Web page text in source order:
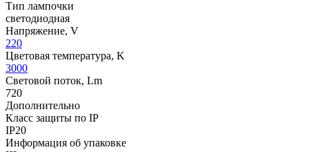
Тип лампочки
светодиодная
Напряжение, V
220
Цветовая температура, K
3000
Световой поток, Lm
720
Дополнительно
Класс защиты по IP
IP20
Информация об упаковке